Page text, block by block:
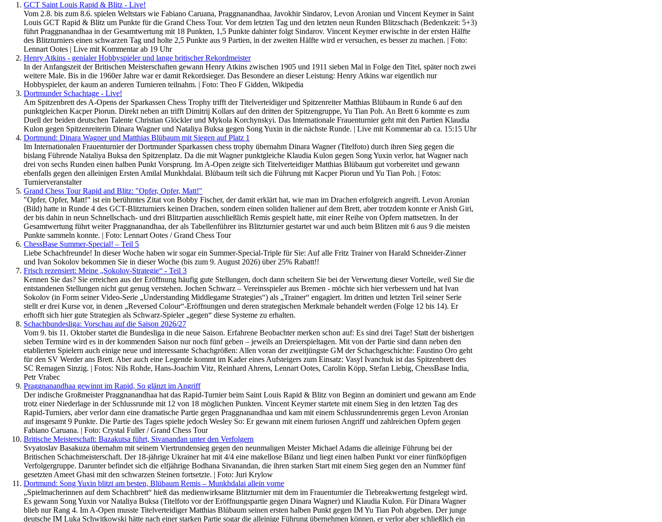
GCT Saint Louis Rapid & Blitz - Live!
Vom 2.8. bis zum 8.6. spielen Weltstars wie Fabiano Caruana, Praggnanandhaa, Javokhir Sindarov, Levon Aronian und Vincent Keymer in Saint
Louis GCT Rapid & Blitz um Punkte für die Grand Chess Tour. Vor dem letzten Tag und den letzten neun Runden Blitzschach (Bedenkzeit: 5+3)
führt Praggnanandhaa in der Gesamtwertung mit 18 Punkten, 1,5 Punkte dahinter folgt Sindarov. Vincent Keymer erwischte in der ersten Hälfte
des Blitzturniers einen schwarzen Tag und holte 2,5 Punkte aus 9 Partien, in der zweiten Hälfte wird er versuchen, es besser zu machen. | Foto:
Lennart Ootes | Live mit Kommentar ab 19 Uhr
Henry Atkins - genialer Hobbyspieler und lange britischer Rekordmeister
In der Anfangszeit der Britischen Meisterschaften gewann Henry Atkins zwischen 1905 und 1911 sieben Mal in Folge den Titel, später noch zwei
weitere Male. Bis in die 1960er Jahre war er damit Rekordsieger. Das Besondere an dieser Leistung: Henry Atkins war eigentlich nur
Hobbyspieler, der kaum an anderen Turnieren teilnahm. | Foto: Theo F Gidden, Wikipedia
Dortmunder Schachtage - Live!
Am Spitzenbrett des A-Opens der Sparkassen Chess Trophy trifft der Titelverteidiger und Spitzenreiter Matthias Blübaum in Runde 6 auf den
punktgleichen Kacper Piorun. Direkt neben an trifft Dimitrij Kollars auf den dritten der Spitzengruppe, Yu Tian Poh. An Brett 6 kommte es zum
Duell der beiden deutschen Talente Christian Glöckler und Mykola Korchynskyi. Das Internationale Frauenturnier geht mit den Partien Klaudia
Kulon gegen Spitzenreiterin Dinara Wagner und Nataliya Buksa gegen Song Yuxin in die nächste Runde. | Live mit Kommentar ab ca. 15:15 Uhr
Dortmund: Dinara Wagner und Matthias Blübaum mit Siegen auf Platz 1
Im Internationalen Frauenturnier der Dortmunder Sparkassen chess trophy übernahm Dinara Wagner (Titelfoto) durch ihren Sieg gegen die
bislang Führende Nataliya Buksa den Spitzenplatz. Da die mit Wagner punktgleiche Klaudia Kulon gegen Song Yuxin verlor, hat Wagner nach
drei von sechs Runden einen halben Punkt Vorsprung. Im A-Open zeigte sich Titelverteidiger Matthias Blübaum gut vorbereitet und gewann
ebenfalls gegen den alleinigen Ersten Amilal Munkhdalai. Blübaum teilt sich die Führung mit Kacper Piorun und Yu Tian Poh. | Fotos:
Turnierveranstalter
Grand Chess Tour Rapid and Blitz: "Opfer, Opfer, Matt!"
"Opfer, Opfer, Matt!" ist ein berühmtes Zitat von Bobby Fischer, der damit erklärt hat, wie man im Drachen erfolgreich angreift. Levon Aronian
(Bild) hatte in Runde 4 des GCT-Blitzturniers keinen Drachen, sondern einen soliden Italiener auf dem Brett, aber trotzdem konnte er Anish Giri,
der bis dahin in neun Schnellschach- und drei Blitzpartien ausschließlich Remis gespielt hatte, mit einer Reihe von Opfern mattsetzen. In der
Gesamtwertung führt weiter Praggnanandhaa, der als Tabellenführer ins Blitzturnier gestartet war und auch beim Blitzen mit 6 aus 9 die meisten
Punkte sammeln konnte. | Foto: Lennart Ootes / Grand Chess Tour
ChessBase Summer-Special! – Teil 5
Liebe Schachfreunde! In dieser Woche haben wir sogar ein Summer-Special-Triple für Sie: Auf alle Fritz Trainer von Harald Schneider-Zinner
und Ivan Sokolov bekommen Sie in dieser Woche (bis zum 9. August 2026) über 25% Rabatt!!
Frisch rezensiert: Meine „Sokolov-Strategie“ - Teil 3
Kennen Sie das? Sie erreichen aus der Eröffnung häufig gute Stellungen, doch dann scheitern Sie bei der Verwertung dieser Vorteile, weil Sie die
entstandenen Stellungen nicht gut genug verstehen. Jochen Schwarz – Vereinsspieler aus Bremen - möchte sich hier verbessern und hat Ivan
Sokolov (in Form seiner Video-Serie „Understanding Middlegame Strategies“) als „Trainer“ engagiert. Im dritten und letzten Teil seiner Serie
stellt er drei Kurse vor, in denen „Reversed Colour“-Eröffnungen und deren strategischen Merkmale behandelt werden (Folge 12 bis 14). Er
erhofft sich hier gute Strategien als Schwarz-Spieler „gegen“ diese Systeme zu erhalten.
Schachbundesliga: Vorschau auf die Saison 2026/27
Vom 9. bis 11. Oktober startet die Bundesliga in die neue Saison. Erfahrene Beobachter merken schon auf: Es sind drei Tage! Statt der bisherigen
sieben Termine wird es in der kommenden Saison nur noch fünf geben – jeweils an Dreierspieltagen. Mit von der Partie sind dann neben den
etablierten Spielern auch einige neue und interessante Schachgrößen: Allen voran der zweitjüngste GM der Schachgeschichte: Faustino Oro geht
für den SV Werder ans Brett. Aber auch eine Legende kommt im Kader eines Aufsteigers zum Einsatz: Vasyl Ivanchuk ist das Spitzenbrett des
SC Remagen Sinzig. | Fotos: Nils Rohde, Hans-Joachim Vitz, Reinhard Ahrens, Lennart Ootes, Carolin Köpp, Stefan Liebig, ChessBase India,
Petr Vrabec
Praggnanandhaa gewinnt im Rapid, So glänzt im Angriff
Der indische Großmeister Praggnanandhaa hat das Rapid-Turnier beim Saint Louis Rapid & Blitz von Beginn an dominiert und gewann am Ende
trotz einer Niederlage in der Schlussrunde mit 12 von 18 möglichen Punkten. Vincent Keymer startete mit einem Sieg in den letzten Tag des
Rapid-Turniers, aber verlor dann eine dramatische Partie gegen Praggnanandhaa und kam mit einem Schlussrundenremis gegen Levon Aronian
auf insgesamt 9 Punkte. Die Partie des Tages spielte jedoch Wesley So: Er gewann mit einem furiosen Angriff und zahlreichen Opfern gegen
Fabiano Caruana. | Foto: Crystal Fuller / Grand Chess Tour
Britische Meisterschaft: Bazakutsa führt, Sivanandan unter den Verfolgern
Svyatoslav Basakuza übernahm mit seinem Viertrundensieg gegen den neunmaligen Meister Michael Adams die alleinige Führung bei der
Britischen Schachmeisterschaft. Der 18-jährige Ukrainer hat mit 4/4 eine makellose Bilanz und liegt einen halben Punkt vor einer fünfköpfigen
Verfolgergruppe. Darunter befindet sich die elfjährige Bodhana Sivanandan, die ihren starken Start mit einem Sieg gegen den an Nummer fünf
gesetzten Ameet Ghasi mit den schwarzen Steinen fortsetzte. | Foto: Juri Krylow
Dortmund: Song Yuxin blitzt am besten, Blübaum Remis – Munkhdalai allein vorne
„Spielmacherinnen auf dem Schachbrett“ hieß das medienwirksame Blitzturnier mit dem im Frauenturnier die Tiebreakwertung festgelegt wird.
Es gewann Song Yuxin vor Nataliya Buksa (Titelfoto vor der Eröffnungspartie gegen Dinara Wagner) und Klaudia Kulon. Für Dinara Wagner
blieb nur Rang 4. Im A-Open musste Titelverteidiger Matthias Blübaum seinen ersten halben Punkt gegen IM Yu Tian Poh abgeben. Der junge
deutsche IM Luka Schwitkowski hätte nach einer starken Partie sogar die alleinige Führung übernehmen können, er verlor aber schließlich ein